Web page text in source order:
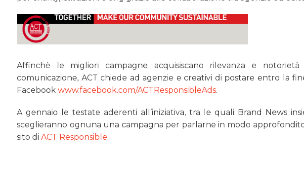
TREND
OPINIONI
Affinchè le migliori campagne acquisiscano rilevanza e
comunicazione, ACT chiede ad agenzie e creativi di postare entro la
Facebook www.facebook.com/ACTResponsibleAds.
A gennaio le testate aderenti all’iniziativa, tra le quali Brand News
sceglieranno ognuna una campagna per parlarne in modo
sito diACT Responsible.